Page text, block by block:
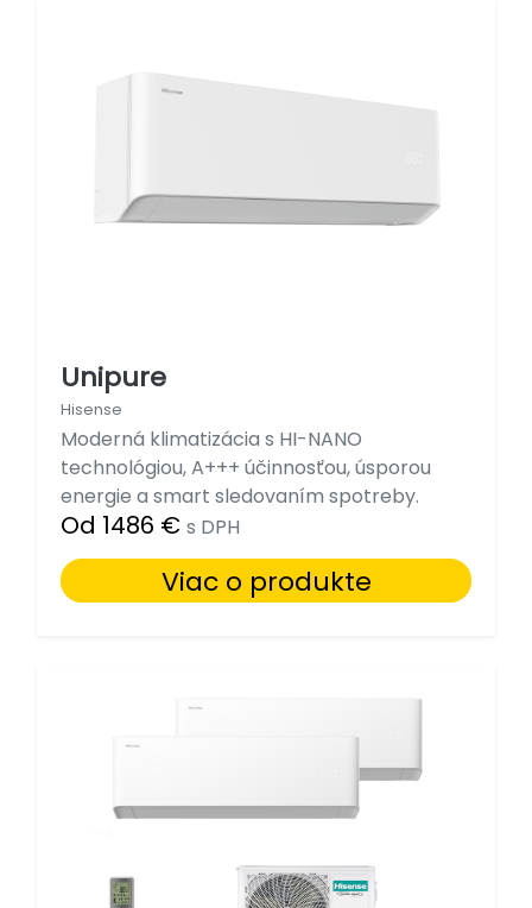
Unipure
Hisense
Moderná klimatizácia s HI-NANO
technológiou, A+++ účinnosťou, úsporou
energie a smart sledovaním spotreby.
Od 1486 € s DPH
Viac o produkte